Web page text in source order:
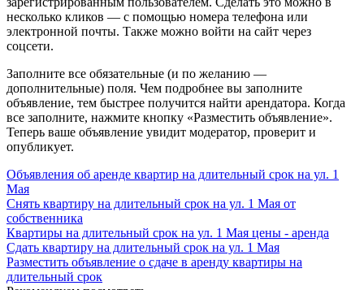
несколько кликов — с помощью номера телефона или
электронной почты. Также можно войти на сайт через
соцсети.
Заполните все обязательные (и по желанию —
дополнительные) поля. Чем подробнее вы заполните
объявление, тем быстрее получится найти арендатора. Когда
все заполните, нажмите кнопку «Разместить объявление».
Теперь ваше объявление увидит модератор, проверит и
опубликует.
Объявления об аренде квартир на длительный срок на ул. 1
Мая
Снять квартиру на длительный срок на ул. 1 Мая от
собственника
Квартиры на длительный срок на ул. 1 Мая цены - аренда
Сдать квартиру на длительный срок на ул. 1 Мая
Разместить объявление о сдаче в аренду квартиры на
длительный срок